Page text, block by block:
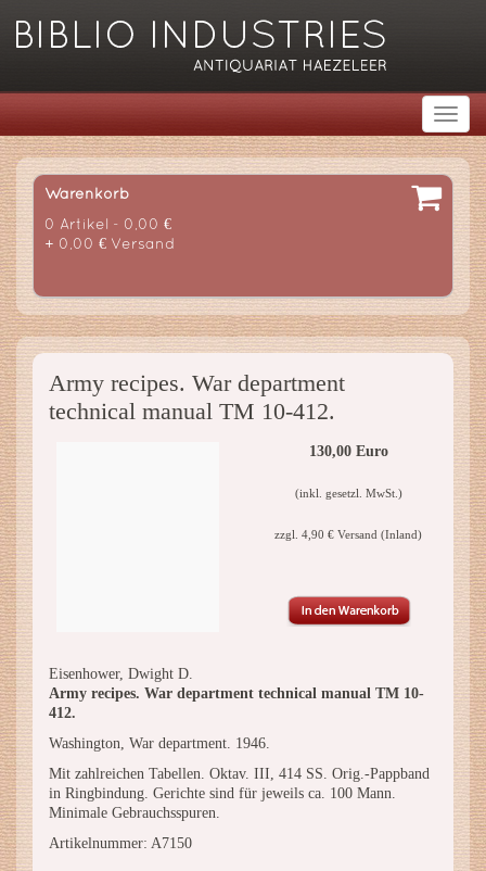
Warenkorb
0 Artikel - 0,00 €
+ 0,00 € Versand
Army recipes. War department
technical manual TM 10-412.
130,00 Euro
(inkl. gesetzl. MwSt.)
zzgl. 4,90 € Versand (Inland)
Eisenhower, Dwight D.
Army recipes. War department technical manual TM 10-
412.
Washington, War department. 1946.
Mit zahlreichen Tabellen. Oktav. III, 414 SS. Orig.-Pappband
in Ringbindung. Gerichte sind für jeweils ca. 100 Mann.
Minimale Gebrauchsspuren.
Artikelnummer: A7150